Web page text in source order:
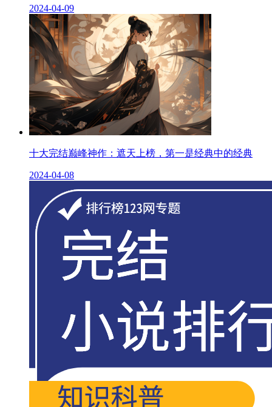
2024-04-09
十大完结巅峰神作：遮天上榜，第一是经典中的经典
2024-04-08